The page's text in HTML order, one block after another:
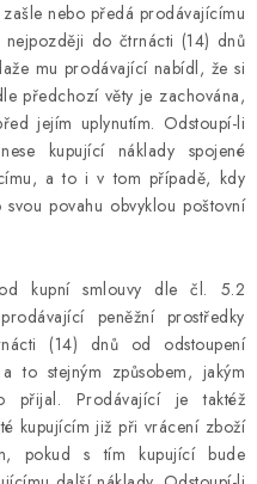
nebo předá prodávajícímu
do čtrnácti (14) dnů
mu prodávající nabídl, že si
předchozí věty je zachována,
jejím uplynutím. Odstoupí-li
kupující náklady spojené
a to i v tom případě, kdy
povahu obvyklou poštovní
kupní smlouvy dle čl. 5.2
peněžní prostředky
(14) dnů od odstoupení
to stejným způsobem, jakým
přijal. Prodávající je taktéž
kupujícím již při vrácení zboží
pokud s tím kupující bude